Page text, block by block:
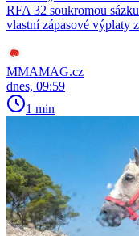
RFA 32 soukromou
vlastní zápasové výplaty
MMAMAG.cz
dnes, 09:59
1 min